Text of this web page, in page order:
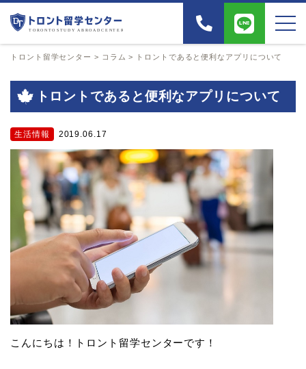
トロント留学センター > コラム > トロントであると便利なアプリについて
トロントであると便利なアプリについて
生活情報 2019.06.17
こんにちは！トロント留学センターです！